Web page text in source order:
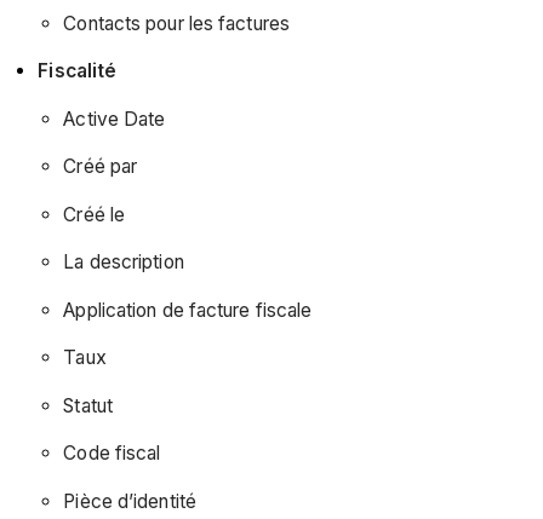
Contacts pour les factures
Fiscalité
Active Date
Créé par
Créé le
La description
Application de facture fiscale
Taux
Statut
Code fiscal
Pièce d’identité